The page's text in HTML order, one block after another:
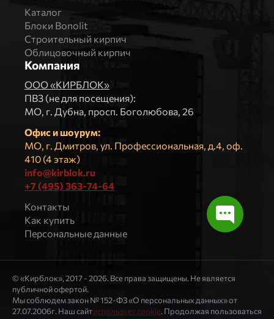
Каталог
Блоки Bonolit
Строительный кирпич
Облицовочный кирпич
Компания
ООО «КИРБЛОК»
ПВЗ (не для посещения):
МO, г. Дубна, просп. Боголюбова, 26
Офис и шоурум:
МО, г. Дмитров, ул. Профессиональная, д.4, оф.
410 (4 этаж)
info@kirblok.ru
+7 (495) 363-74-64
Контакты
Как купить
Персональные данные
© «Кирблок», 2017 - 2026. Все права защищены. Не является
публичной офертой.
Мы соблюдем закон № 152-ФЗ «О персональных данных» от
27.07.2006г. Наш сайтиспользует cookie. Продолжая пользоваться